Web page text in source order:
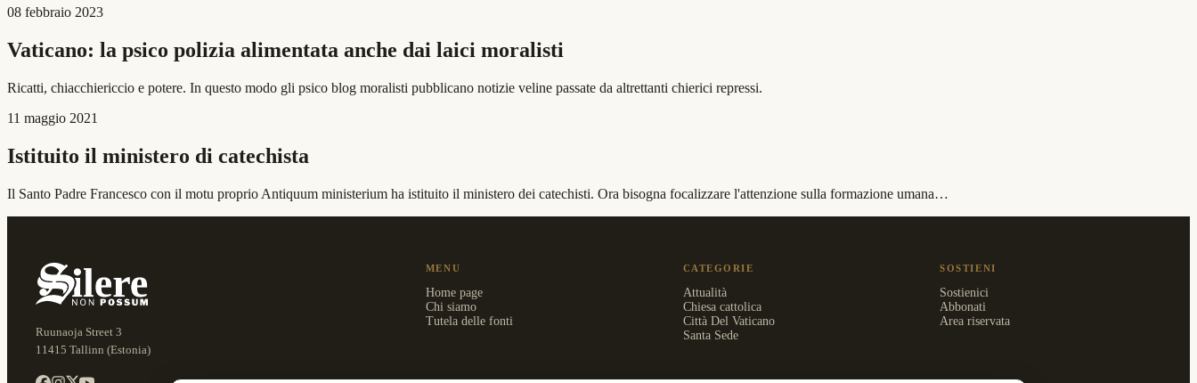
08 febbraio 2023
Vaticano: la psico polizia alimentata anche dai laici moralisti
Ricatti, chiacchiericcio e potere. In questo modo gli psico blog moralisti pubblicano notizie veline passate da altrettanti chierici repressi.
11 maggio 2021
Istituito il ministero di catechista
Il Santo Padre Francesco con il motu proprio Antiquum ministerium ha istituito il ministero dei catechisti. Ora bisogna focalizzare l'attenzione sulla formazione umana…
Ruunaoja Street 3
11415 Tallinn (Estonia)
MENU
Home page
Chi siamo
Tutela delle fonti
CATEGORIE
Attualità
Chiesa cattolica
Città Del Vaticano
Santa Sede
SOSTIENI
Sostienici
Abbonati
Area riservata